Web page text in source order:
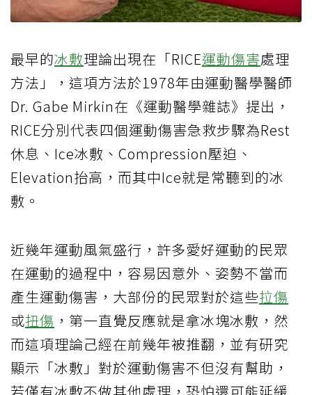
最早的冰敷理論出現在「RICE運動傷害處理
方法」，這項方法於1978年由運動醫學醫師
Dr. Gabe Mirkin在《運動醫學雜誌》提出，
RICE分別代表四個運動傷害急救步驟為Rest
休息、Ice冰敷、Compression壓迫、
Elevation抬高，而其中Ice就是常聽到的冰
敷。
近幾年運動風氣盛行，許多愛好運動的民眾
在運動的過程中，容易因意外、姿勢不當而
產生運動傷害，大部份的民眾對於這些拉傷
或扭傷 ，第一直覺反應就是拿冰塊冰敷，然
而這項理論己經在前幾年被推翻，並有研究
顯示「冰敷」對於運動傷害不但沒有幫助，